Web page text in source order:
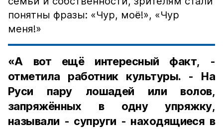
понятны фразы: «Чур, моё!», «Чур
меня!»
«А вот ещё интересный факт, -
отметила работник культуры. - На
Руси пару лошадей или волов,
запряжённых в одну упряжку,
называли - супруги - находящиеся в